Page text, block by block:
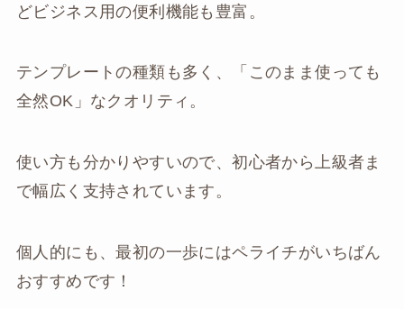
どビジネス用の便利機能も豊富。
テンプレートの種類も多く、「このまま使っても
全然OK」なクオリティ。
使い方も分かりやすいので、初心者から上級者ま
で幅広く支持されています。
個人的にも、最初の一歩にはペライチがいちばん
おすすめです！